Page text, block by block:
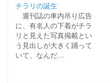
チラリの誕生
週刊誌の車内吊り広告
に、有名人の下着がチラ
リと見えた写真掲載とい
う見出しが大きく踊って
いて、なんだ…